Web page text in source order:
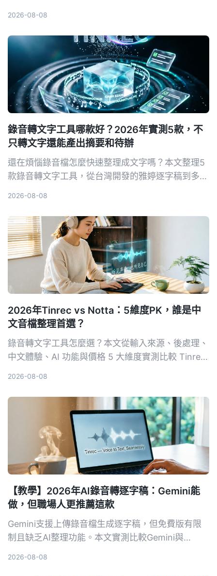
佳選擇。
2026-08-08
錄音轉文字工具哪款好？2026年實測5款，不
只轉文字還能產出摘要和待辦
還在煩惱錄音檔怎麼快速整理成文字嗎？本文整理5
款錄音轉文字工具，從台灣開發的雅婷逐字稿到多功
2026-08-08
2026年Tinrec vs Notta：5維度PK，誰是中
文音檔整理首選？
錄音轉文字工具怎麼選？本文從輸入來源、後處理、
中文體驗、AI 功能與價格 5 大維度實測比較 Tinrec
2026-08-08
【教學】2026年AI錄音轉逐字稿：Gemini能
做，但職場人更推薦這款
Gemini支援上傳錄音檔生成逐字稿，但免費版有限
制且缺乏AI整理功能。本文實測比較Gemini與
2026-08-08